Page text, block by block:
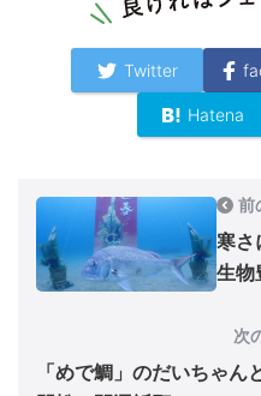
Twitter
Hatena
前
寒さ
生物
次
「めで鯛」のだいちゃん